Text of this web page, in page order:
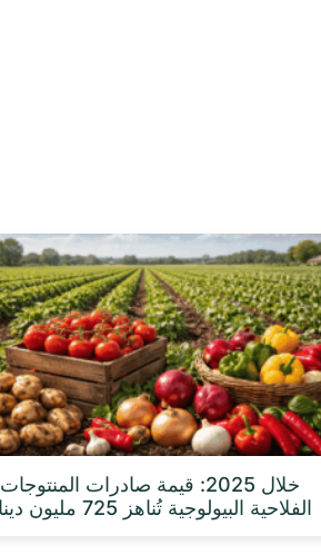
خلال 2025: قيمة صادرات المنتوجات
الفلاحية البيولوجية تُناهز 725 مليون دينار